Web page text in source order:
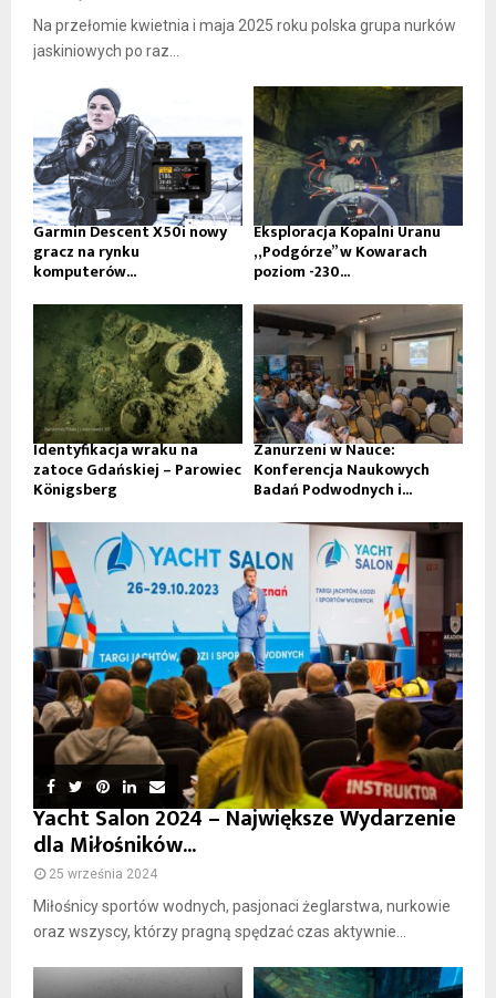
Na przełomie kwietnia i maja 2025 roku polska grupa nurków
jaskiniowych po raz...
Garmin Descent X50i nowy
gracz na rynku
komputerów...
Eksploracja Kopalni Uranu
„Podgórze” w Kowarach
poziom -230...
Identyfikacja wraku na
zatoce Gdańskiej – Parowiec
Königsberg
Zanurzeni w Nauce:
Konferencja Naukowych
Badań Podwodnych i...
Yacht Salon 2024 – Największe Wydarzenie
dla Miłośników...
25 września 2024
Miłośnicy sportów wodnych, pasjonaci żeglarstwa, nurkowie
oraz wszyscy, którzy pragną spędzać czas aktywnie...